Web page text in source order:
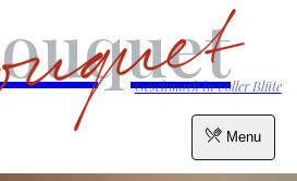
Menu
Geschmack in voller Blüte